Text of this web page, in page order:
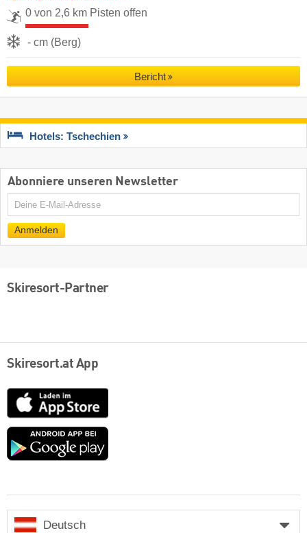
0 von 2,6 km Pisten offen
- cm (Berg)
Bericht
Hotels: Tschechien
Abonniere unseren Newsletter
E-
Anmelden
Skiresort-Partner
Skiresort.at App
App
Store
Google
Deutsch